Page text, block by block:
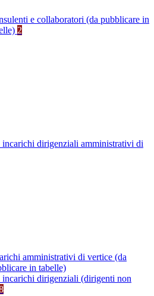
e collaboratori (da pubblicare in
2
dirigenziali amministrativi di
amministrativi di vertice (da
in tabelle)
dirigenziali (dirigenti non